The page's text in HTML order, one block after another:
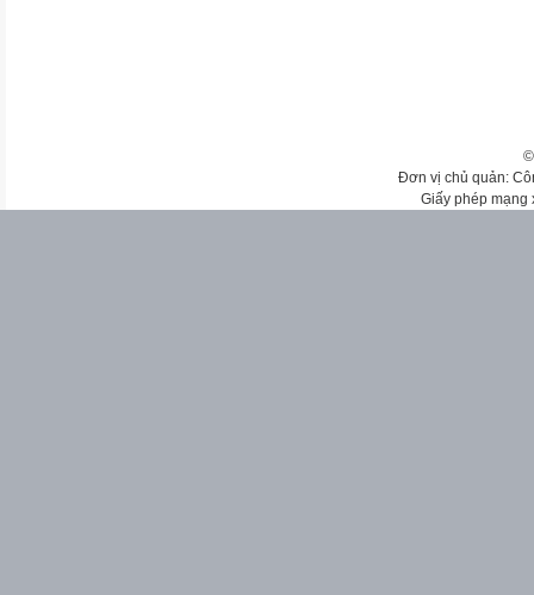
Đơn vị chủ quản:
Giấy phép mạng